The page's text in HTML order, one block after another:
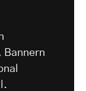
Bannern